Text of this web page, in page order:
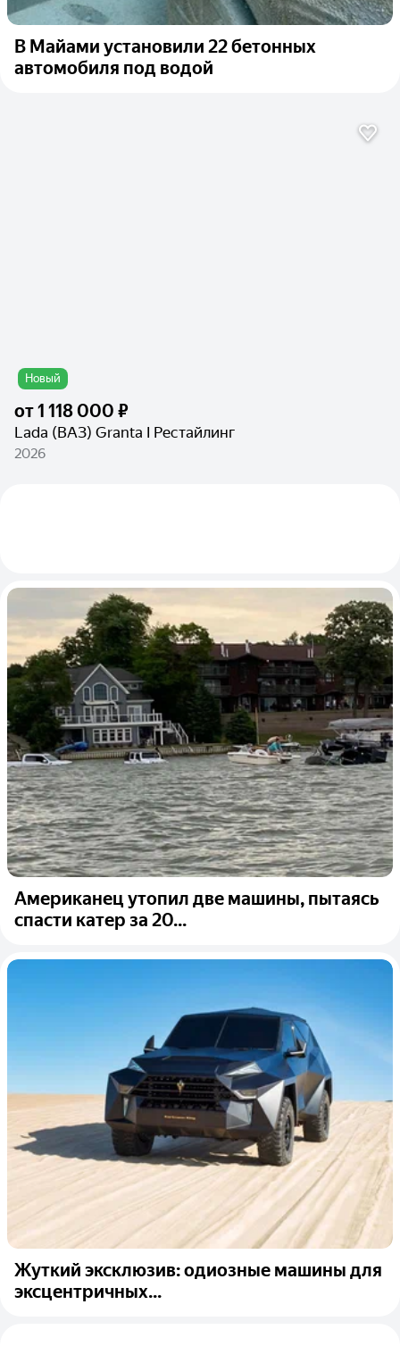
В Майами установили 22 бетонных
автомобиля под водой
Новый
от1 118 000 ₽
Lada (ВАЗ) Granta I Рестайлинг
2026
Американец утопил две машины, пытаясь
спасти катер за 20...
Жуткий эксклюзив: одиозные машины для
эксцентричных...